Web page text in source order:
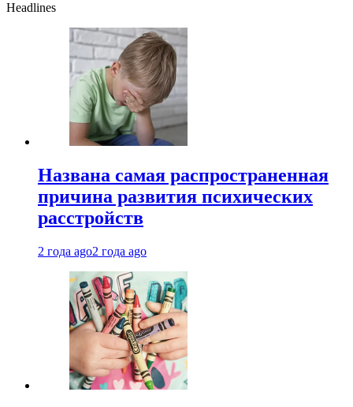
Headlines
Названа самая распространенная
причина развития психических
расстройств
2 года ago2 года ago